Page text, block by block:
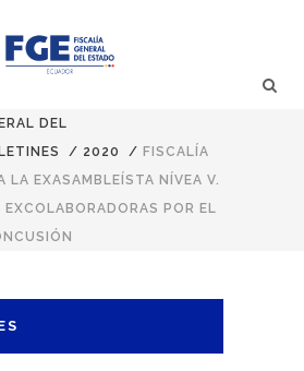
DEL
/ 2020 / FISCALÍA
LA EXASAMBLEÍSTA NÍVEA V.
EXCOLABORADORAS POR EL